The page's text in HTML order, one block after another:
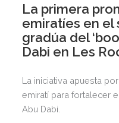
La primera
emiratíes en el
gradúa del
Dabi en Les
La iniciativa apuesta
emiratí para fortalecer
Abu Dabi.